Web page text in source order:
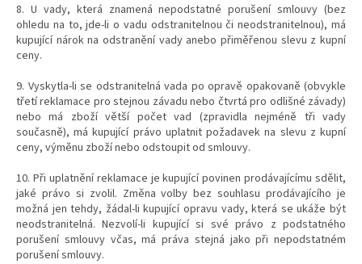
8. U vady, která znamená nepodstatné porušení smlouvy (bez
ohledu na to, jde-li o vadu odstranitelnou či neodstranitelnou), má
kupující nárok na odstranění vady anebo přiměřenou slevu z kupní
ceny.
9. Vyskytla-li se odstranitelná vada po opravě opakovaně (obvykle
třetí reklamace pro stejnou závadu nebo čtvrtá pro odlišné závady)
nebo má zboží větší počet vad (zpravidla nejméně tři vady
současně), má kupující právo uplatnit požadavek na slevu z kupní
ceny, výměnu zboží nebo odstoupit od smlouvy.
10. Při uplatnění reklamace je kupující povinen prodávajícímu sdělit,
jaké právo si zvolil. Změna volby bez souhlasu prodávajícího je
možná jen tehdy, žádal-li kupující opravu vady, která se ukáže být
neodstranitelná. Nezvolí-li kupující si své právo z podstatného
porušení smlouvy včas, má práva stejná jako při nepodstatném
porušení smlouvy.